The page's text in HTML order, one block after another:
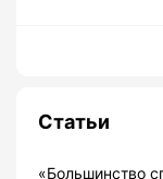
Статьи
«Большинство